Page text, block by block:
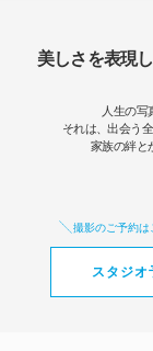
美しさを表現
人生の写
それは、出会う
家族の絆と
撮影のご予約は
スタジオ